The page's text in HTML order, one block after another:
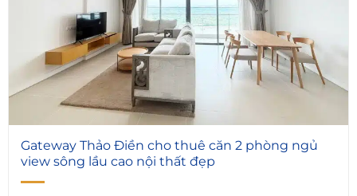
4
Gateway Thảo Điền cho thuê căn 2 phòng ngủ
view sông lầu cao nội thất đẹp